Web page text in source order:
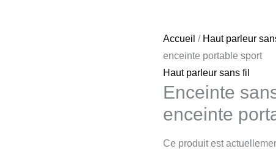
Accueil / Haut parleur
enceinte portable sport
Haut parleur sans fil
Enceinte
enceinte
Ce produit est